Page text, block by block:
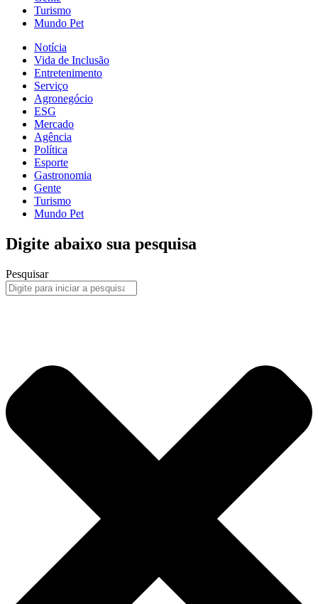
Turismo
Mundo Pet
Notícia
Vida de Inclusão
Entretenimento
Serviço
Agronegócio
ESG
Mercado
Agência
Política
Esporte
Gastronomia
Gente
Turismo
Mundo Pet
Digite abaixo sua pesquisa
Pesquisar